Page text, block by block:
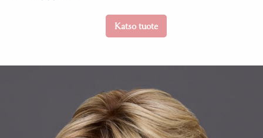
Katso tuote